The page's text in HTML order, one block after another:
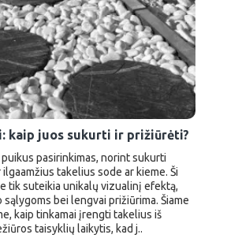
kaip juos sukurti ir prižiūrėti?
pasirinkimas, norint sukurti
takelius sode ar kieme. Ši
tik suteikia unikalų vizualinį efektą,
sąlygoms bei lengvai prižiūrima. Šiame
kaip tinkamai įrengti takelius iš
taisyklių laikytis, kad j..